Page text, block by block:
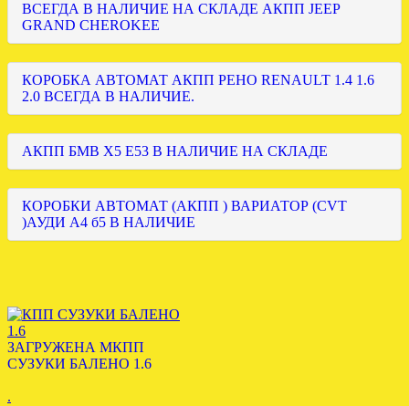
ВСЕГДА В НАЛИЧИЕ НА СКЛАДЕ АКПП JEEP
GRAND CHEROKEE
КОРОБКА АВТОМАТ АКПП РЕНО RENAULT 1.4 1.6
2.0 ВСЕГДА В НАЛИЧИЕ.
АКПП БМВ Х5 Е53 В НАЛИЧИЕ НА СКЛАДЕ
КОРОБКИ АВТОМАТ (АКПП ) ВАРИАТОР (CVT
)АУДИ А4 б5 В НАЛИЧИЕ
ЗАГРУЖЕНА МКПП
СУЗУКИ БАЛЕНО 1.6
.